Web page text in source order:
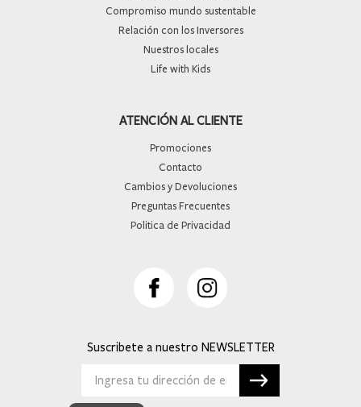
Compromiso mundo sustentable
Relación con los Inversores
Nuestros locales
Life with Kids
ATENCIÓN AL CLIENTE
Promociones
Contacto
Cambios y Devoluciones
Preguntas Frecuentes
Politica de Privacidad
Suscribete a nuestro